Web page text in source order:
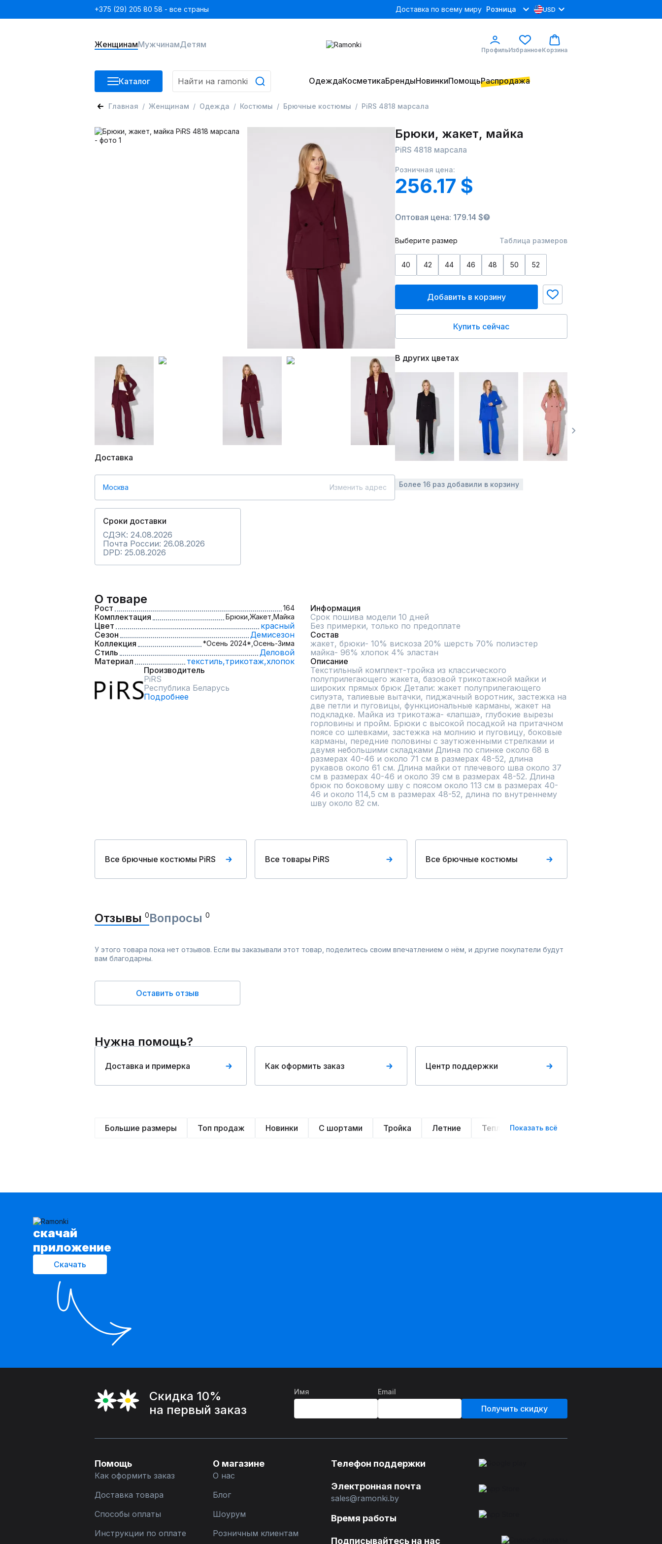
+375 (29) 205 80 58 - все страны Доставка по всему миру Розница USD
ЖенщинамМужчинамДетям
ПрофильИзбранноеКорзина
Каталог ОдеждаКосметикаБрендыНовинкиПомощьРаспродажа
Главная Женщинам Одежда Костюмы Брючные костюмы PiRS 4818 марсала
Доставка
Москва Изменить адрес
Сроки доставки
СДЭК: 24.08.2026
Почта России: 26.08.2026
DPD: 25.08.2026
Брюки, жакет, майка
PiRS 4818 марсала
Розничная цена:
256.17 $
Оптовая цена: 179.14 $
Выберите размер Таблица размеров
40 42 44 46 48 50 52
Добавить в корзину
Купить сейчас
В других цветах
Более 16 раз добавили в корзину
О товаре
Рост 164
Комплектация Брюки, Жакет, Майка
Цвет
красный
Сезон
Демисезон
Коллекция
*Осень 2024*, Осень-Зима
Стиль
Деловой
Материал
текстиль,трикотаж,хлопок
Производитель
PiRS
Республика Беларусь
Подробнее
Информация
Срок пошива модели 10 дней
Без примерки, только по предоплате
Состав
жакет, брюки- 10% вискоза 20% шерсть 70% полиэстер
майка- 96% хлопок 4% эластан
Описание
Текстильный комплект-тройка из классического
полуприлегающего жакета, базовой трикотажной майки и
широких прямых брюк Детали: жакет полуприлегающего
силуэта, талиевые вытачки, пиджачный воротник, застежка на
две петли и пуговицы, функциональные карманы, жакет на
подкладке. Майка из трикотажа- «лапша», глубокие вырезы
горловины и пройм. Брюки с высокой посадкой на притачном
поясе со шлевками, застежка на молнию и пуговицу, боковые
карманы, передние половины с заутюженными стрелками и
двумя небольшими складками Длина по спинке около 68 в
размерах 40-46 и около 71 см в размерах 48-52, длина
рукавов около 61 см. Длина майки от плечевого шва около 37
см в размерах 40-46 и около 39 см в размерах 48-52. Длина
брюк по боковому шву с поясом около 113 см в размерах 40-
46 и около 114,5 см в размерах 48-52, длина по внутреннему
шву около 82 см.
Все брючные костюмы PiRS Все товары PiRS Все брючные костюмы
Отзывы 0Вопросы 0
У этого товара пока нет отзывов. Если вы заказывали этот товар, поделитесь своим впечатлением о нём, и другие покупатели будут
вам благодарны.
Оставить отзыв
Нужна помощь?
Доставка и примерка Как оформить заказ Центр поддержки
Большие размеры Топ продаж Новинки С шортами Тройка Летние Теплые Легкие
Показать всё
cкачай
приложение
Скачать
Скидка 10%
на первый заказ
Имя Email
Получить скидку
Помощь
Как оформить заказ
Доставка товара
Способы оплаты
Инструкции по оплате
О магазине
О нас
Блог
Шоурум
Розничным клиентам
Телефон поддержки
Электронная почта
sales@ramonki.by
Время работы
Подписывайтесь на нас